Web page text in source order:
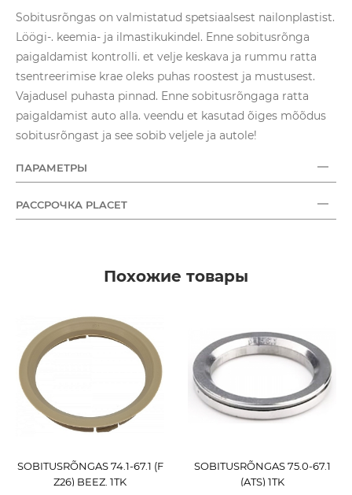
Sobitusrõngas on valmistatud spetsiaalsest nailonplastist.
Löögi-. keemia- ja ilmastikukindel. Enne sobitusrõnga
paigaldamist kontrolli. et velje keskava ja rummu ratta
tsentreerimise krae oleks puhas roostest ja mustusest.
Vajadusel puhasta pinnad. Enne sobitusrõngaga ratta
paigaldamist auto alla. veendu et kasutad õiges mõõdus
sobitusrõngast ja see sobib veljele ja autole!
ПАРАМЕТРЫ
РАССРОЧКА PLACET
Похожие товары
SOBITUSRÕNGAS 74.1-67.1 (F
Z26) BEEZ. 1TK
SOBITUSRÕNGAS 75.0-67.1
(ATS) 1TK